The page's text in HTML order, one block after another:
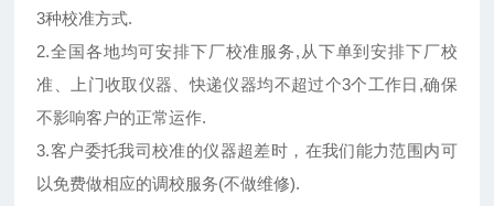
3种校准方式.
2.全国各地均可安排下厂校准服务,从下单到安排下厂校
准、上门收取仪器、快递仪器均不超过个3个工作日,确保
不影响客户的正常运作.
3.客户委托我司校准的仪器超差时，在我们能力范围内可
以免费做相应的调校服务(不做维修).